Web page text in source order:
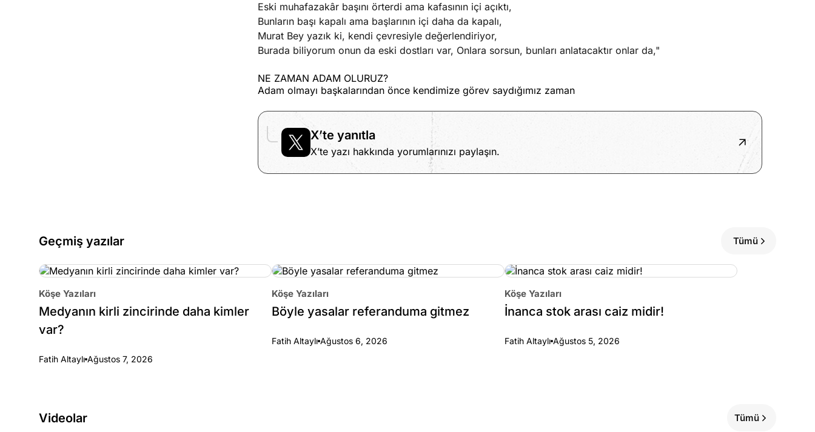
Eski muhafazakâr başını örterdi ama kafasının içi açıktı,
Bunların başı kapalı ama başlarının içi daha da kapalı,
Murat Bey yazık ki, kendi çevresiyle değerlendiriyor,
Burada biliyorum onun da eski dostları var, Onlara sorsun, bunları anlatacaktır onlar da,"
NE ZAMAN ADAM OLURUZ?
Adam olmayı başkalarından önce kendimize görev saydığımız zaman
X’te yanıtla
X’te yazı hakkında yorumlarınızı paylaşın.
Geçmiş yazılar Tümü
Köşe Yazıları
Medyanın kirli zincirinde daha kimler
var?
Fatih Altaylı Ağustos 7, 2026
Köşe Yazıları
Böyle yasalar referanduma gitmez
Fatih Altaylı Ağustos 6, 2026
Köşe Yazıları
İnanca stok arası caiz midir!
Fatih Altaylı Ağustos 5, 2026
Videolar Tümü